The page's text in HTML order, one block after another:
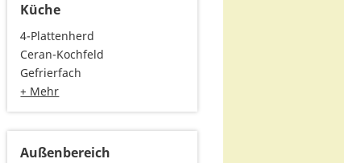
Küche
4-Plattenherd
Ceran-Kochfeld
Gefrierfach
+ Mehr
Außenbereich